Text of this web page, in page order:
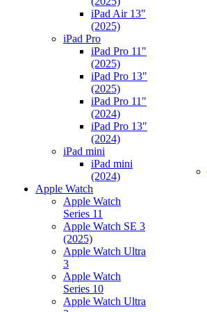
iPad Air 13"
(2025)
iPad Pro
iPad Pro 11"
(2025)
iPad Pro 13"
(2025)
iPad Pro 11"
(2024)
iPad Pro 13"
(2024)
iPad mini
iPad mini
(2024)
Apple Watch
Apple Watch
Series 11
Apple Watch SE 3
(2025)
Apple Watch Ultra
3
Apple Watch
Series 10
Apple Watch Ultra